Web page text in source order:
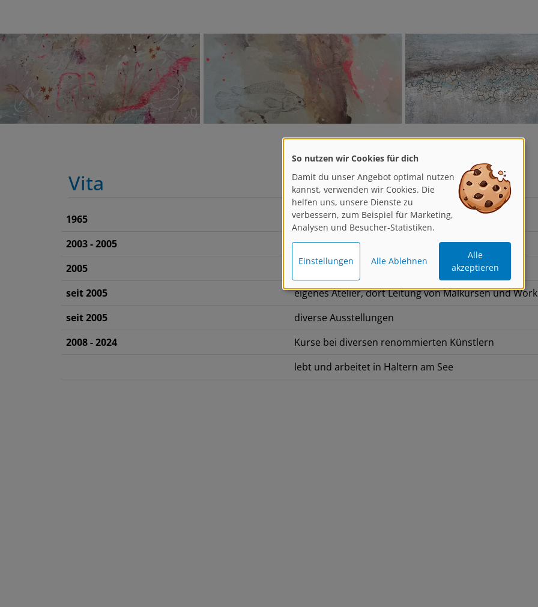
Vita
1965
geboren in Haltern am See
2003 - 2005
Studium Kreativtherapie
2005
Ausbildung im Studio Arno Stern in Paris
seit 2005
eigenes Atelier, dort Leitung von Malkursen und
seit 2005
diverse Ausstellungen
2008 - 2024
Kurse bei diversen renommierten Künstlern
lebt und arbeitet in Haltern am See
So nutzen wir Cookies für dich
Damit du unser Angebot optimal nutzen
kannst, verwenden wir Cookies. Die
helfen uns, unsere Dienste zu
verbessern, zum Beispiel für Marketing,
Analysen und Besucher-Statistiken.
Einstellungen Alle Ablehnen
Alle
akzeptieren